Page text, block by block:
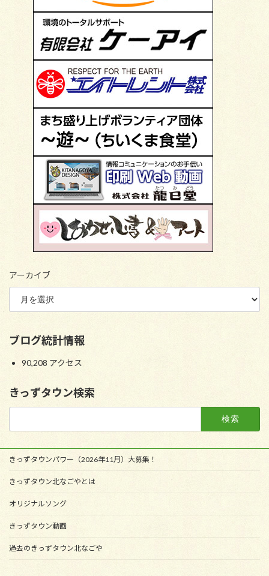
アーカイブ
ブログ統計情報
90,208 アクセス
きっずタウン検索
きっずタウンパワー（2026年11月）大募集！
きっずタウン北なごやとは
オリジナルソング
きっずタウン動画
過去のきっずタウン北なごや